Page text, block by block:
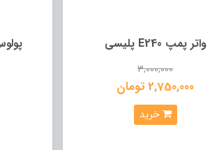
واتر پمپ E240 پلیسی
3,000,000
2,750,000 تومان
خرید